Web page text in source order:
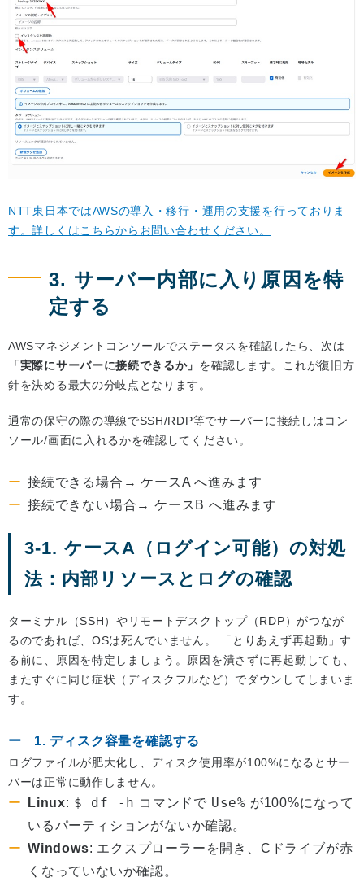
NTT東日本ではAWSの導入・移行・運用の支援を行っておりま
す。詳しくはこちらからお問い合わせください。
3. サーバー内部に入り原因を特
定する
AWSマネジメントコンソールでステータスを確認したら、次は
「実際にサーバーに接続できるか」 を確認します。これが復旧方
針を決める最大の分岐点となります。
通常の保守の際の導線でSSH/RDP等でサーバーに接続しはコン
ソール/画面に入れるかを確認してください。
接続できる場合→ ケースA へ進みます
接続できない場合→ ケースB へ進みます
3-1. ケースA（ログイン可能）の対処
法：内部リソースとログの確認
ターミナル（SSH）やリモートデスクトップ（RDP）がつなが
るのであれば、OSは死んでいません。 「とりあえず再起動」す
る前に、原因を特定しましょう。原因を潰さずに再起動しても、
またすぐに同じ症状（ディスクフルなど）でダウンしてしまいま
す。
1. ディスク容量を確認する
ログファイルが肥大化し、ディスク使用率が100%になるとサー
バーは正常に動作しません。
Linux: $ df -h コマンドで Use% が100%になって
いるパーティションがないか確認。
Windows: エクスプローラーを開き、Cドライブが赤
くなっていないか確認。